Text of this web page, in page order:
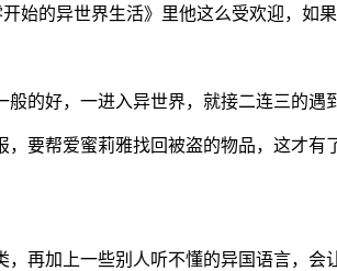
始的异世界生活》里他这么受欢迎，如果
的好，一进入异世界，就接二连三的遇
要帮爱蜜莉雅找回被盗的物品，这才
再加上一些别人听不懂的异国语言，